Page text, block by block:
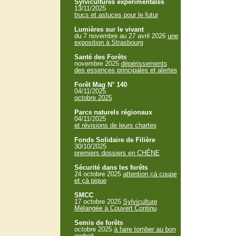
Sylvicultures expérimentales
13/11/2025
trucs et astuces pour le futur
Lumières sur le vivant
du 7 novembre au 27 avril 2026 une
exposition à Strasbourg
Santé des Forêts
novembre 2025 dépérissements
des essences principales et alertes
Forêt Mag N° 140
04/11/2025
octobre 2025
Parcs naturels régionaux
04/11/2025
et révisions de leurs chartes
Fonds Solidaire de Filière
30/10/2025
premiers dossiers en CHÊNE
Sécurité dans les forêts
24 octobre 2025 attention çà coupe
et çà pique
SMCC
17 octobre 2025 Sylviculture
Mélangée à Couvert Continu
Semis de forêts
octobre 2025 à faire tomber au bon